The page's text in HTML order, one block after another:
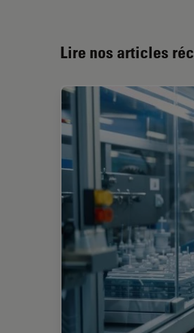
Lire nos articles